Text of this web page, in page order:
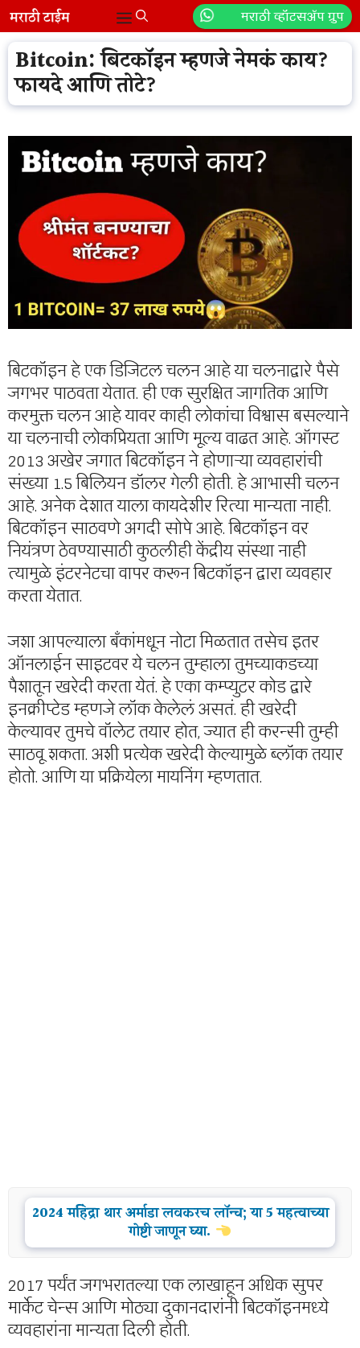
Skip
to
content
मराठी व्हॉटसॲप ग्रुप
Menu
Bitcoin: बिटकॉइन म्हणजे नेमकं काय?
फायदे आणि तोटे?
बिटकॉइन हे एक डिजिटल चलन आहे या चलनाद्वारे पैसे
जगभर पाठवता येतात. ही एक सुरक्षित जागतिक आणि
करमुक्त चलन आहे यावर काही लोकांचा विश्वास बसल्याने
या चलनाची लोकप्रियता आणि मूल्य वाढत आहे. ऑगस्ट
2013 अखेर जगात बिटकॉइन ने होणाऱ्या व्यवहारांची
संख्या 1.5 बिलियन डॉलर गेली होती. हे आभासी चलन
आहे. अनेक देशात याला कायदेशीर रित्या मान्यता नाही.
बिटकॉइन साठवणे अगदी सोपे आहे. बिटकॉइन वर
नियंत्रण ठेवण्यासाठी कुठलीही केंद्रीय संस्था नाही
त्यामुळे इंटरनेटचा वापर करून बिटकॉइन द्वारा व्यवहार
करता येतात.
जशा आपल्याला बँकांमधून नोटा मिळतात तसेच इतर
ऑनलाईन साइटवर ये चलन तुम्हाला तुमच्याकडच्या
पैशातून खरेदी करता येतं. हे एका कम्प्युटर कोड द्वारे
इनक्रीप्टेड म्हणजे लॉक केलेलं असतं. ही खरेदी
केल्यावर तुमचे वॉलेट तयार होत, ज्यात ही करन्सी तुम्ही
साठवू शकता. अशी प्रत्येक खरेदी केल्यामुळे ब्लॉक तयार
होतो. आणि या प्रक्रियेला मायनिंग म्हणतात.
2024 महिंद्रा थार अर्माडा लवकरच लॉन्च; या 5 महत्वाच्या
गोष्टी जाणून घ्या.
2017 पर्यंत जगभरातल्या एक लाखाहून अधिक सुपर
मार्केट चेन्स आणि मोठ्या दुकानदारांनी बिटकॉइनमध्ये
व्यवहारांना मान्यता दिली होती.